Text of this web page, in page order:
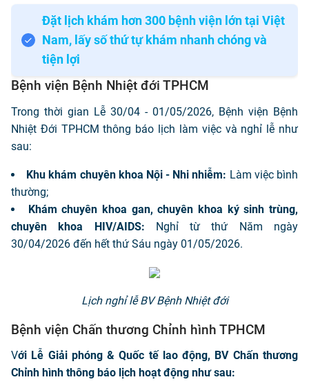
Đặt lịch khám hơn 300 bệnh viện lớn tại Việt
Nam, lấy số thứ tự khám nhanh chóng và
tiện lợi
Bệnh viện Bệnh Nhiệt đới TPHCM
Trong thời gian Lễ 30/04 - 01/05/2026, Bệnh viện Bệnh
Nhiệt Đới TPHCM thông báo lịch làm việc và nghỉ lễ như
sau:
Khu khám chuyên khoa Nội - Nhi nhiễm: Làm việc bình
thường;
Khám chuyên khoa gan, chuyên khoa ký sinh trùng,
chuyên khoa HIV/AIDS: Nghỉ từ thứ Năm ngày
30/04/2026 đến hết thứ Sáu ngày 01/05/2026.
Lịch nghỉ lễ BV Bệnh Nhiệt đới
Bệnh viện Chấn thương Chỉnh hình TPHCM
Với Lễ Giải phóng & Quốc tế lao động, BV Chấn thương
Chỉnh hình thông báo lịch hoạt động như sau: